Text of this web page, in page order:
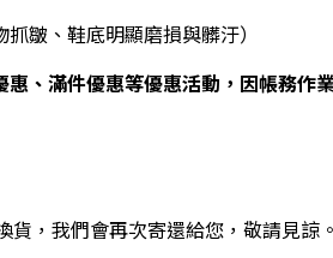
皺、鞋底明顯磨損與髒汙）
、滿件優惠等優惠活動，因帳務作
，我們會再次寄還給您，敬請見諒。